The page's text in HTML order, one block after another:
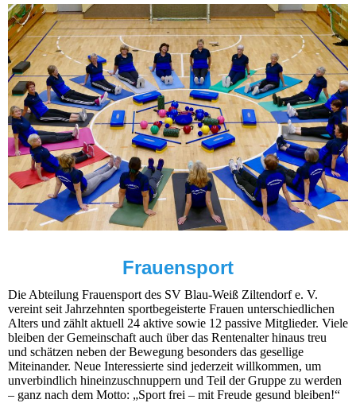
Frauensport
Die Abteilung Frauensport des SV Blau-Weiß Ziltendorf e. V.
vereint seit Jahrzehnten sportbegeisterte Frauen unterschiedlichen
Alters und zählt aktuell 24 aktive sowie 12 passive Mitglieder. Viele
bleiben der Gemeinschaft auch über das Rentenalter hinaus treu
und schätzen neben der Bewegung besonders das gesellige
Miteinander. Neue Interessierte sind jederzeit willkommen, um
unverbindlich hineinzuschnuppern und Teil der Gruppe zu werden
– ganz nach dem Motto: „Sport frei – mit Freude gesund bleiben!“